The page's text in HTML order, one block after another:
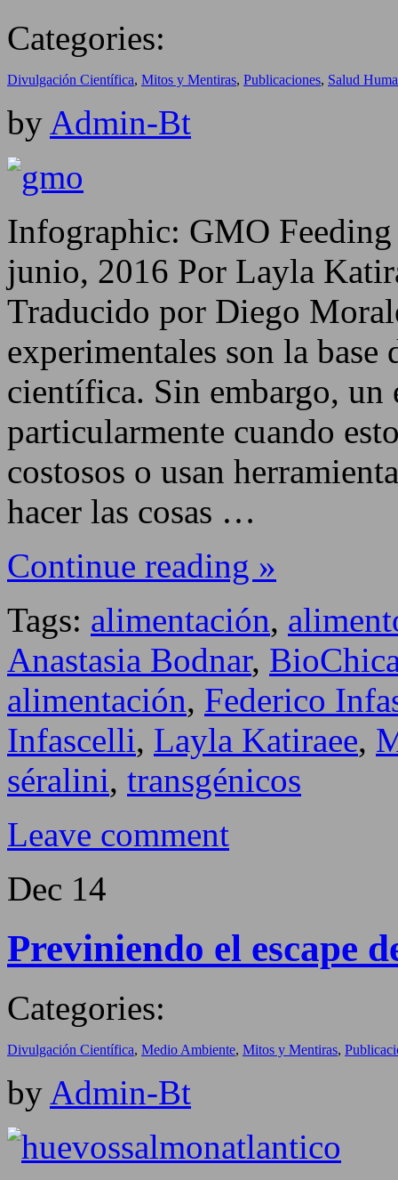
Categories:
Divulgación Científica, Mitos y Mentiras, Publicaciones, Salud
by Admin-Bt
Infographic: GMO
junio, 2016 Por Layla
Traducido por Diego
experimentales son la
científica. Sin embargo, un
particularmente cuando
costosos o usan
hacer las cosas …
Continue reading »
Tags: alimentación,
Anastasia Bodnar,
alimentación, Federico
Infascelli, Layla Katiraee,
séralini, transgénicos
Leave comment
Dec 14
Previniendo el escape
Categories:
Divulgación Científica, Medio Ambiente, Mitos y Mentiras,
by Admin-Bt